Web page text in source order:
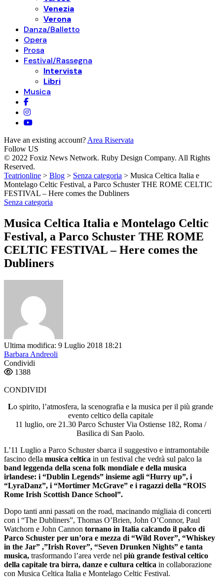
Venezia
Verona
Danza/Balletto
Opera
Prosa
Festival/Rassegna
Intervista
Libri
Musica
Have an existing account? Area Riservata
Follow US
© 2022 Foxiz News Network. Ruby Design Company. All Rights
Reserved.
Teatrionline > Blog > Senza categoria > Musica Celtica Italia e
Montelago Celtic Festival, a Parco Schuster THE ROME CELTIC
FESTIVAL – Here comes the Dubliners
Senza categoria
Musica Celtica Italia e Montelago Celtic
Festival, a Parco Schuster THE ROME
CELTIC FESTIVAL – Here comes the
Dubliners
Ultima modifica: 9 Luglio 2018 18:21
Barbara Andreoli
Condividi
1388
CONDIVIDI
Lo spirito, l’atmosfera, la scenografia e la musica per il più grande
evento celtico della capitale
11 luglio, ore 21.30 Parco Schuster Via Ostiense 182, Roma /
Basilica di San Paolo.
L’11 Luglio a Parco Schuster sbarca il suggestivo e intramontabile
fascino della musica celtica in un festival che vedrà sul palco la
band leggenda della scena folk mondiale e della musica
irlandese: i “Dublin Legends” insieme agli “Hurry up”, i
“LyraDanz”, i “Mortimer McGrave” e i ragazzi della “ROIS
Rome Irish Scottish Dance School”.
Dopo tanti anni passati on the road, macinando migliaia di concerti
con i “The Dubliners”, Thomas O’Brien, John O’Connor, Paul
Watchorn e John Cannon tornano in Italia calcando il palco di
Parco Schuster per un’ora e mezza di “Wild Rover”, “Whiskey
in the Jar” ,”Irish Rover”, “Seven Drunken Nights” e tanta
musica, trasformando l’area verde nel più grande festival celtico
della capitale tra birra, danze e cultura celtica in collaborazione
con Musica Celtica Italia e Montelago Celtic Festival.